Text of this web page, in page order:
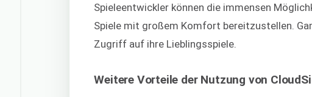
Spieleentwickler können die immensen
Spiele mit großem Komfort bereitzustellen.
Zugriff auf ihre Lieblingsspiele.
Weitere Vorteile der Nutzung von